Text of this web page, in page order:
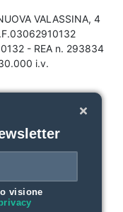
VALASSINA, 4
- REA n. 293834
i.v.
visione